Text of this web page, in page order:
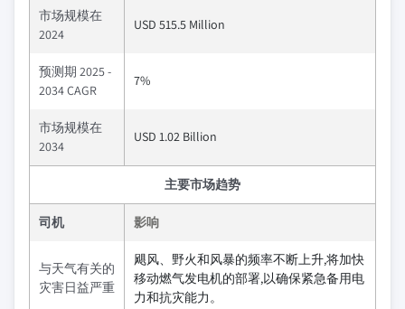
市场规模在
2024
USD 515.5 Million
预测期 2025 -
2034 CAGR
7%
市场规模在
2034
USD 1.02 Billion
主要市场趋势
司机 影响
与天气有关的
灾害日益严重
飓风、野火和风暴的频率不断上升,将加快
移动燃气发电机的部署,以确保紧急备用电
力和抗灾能力。